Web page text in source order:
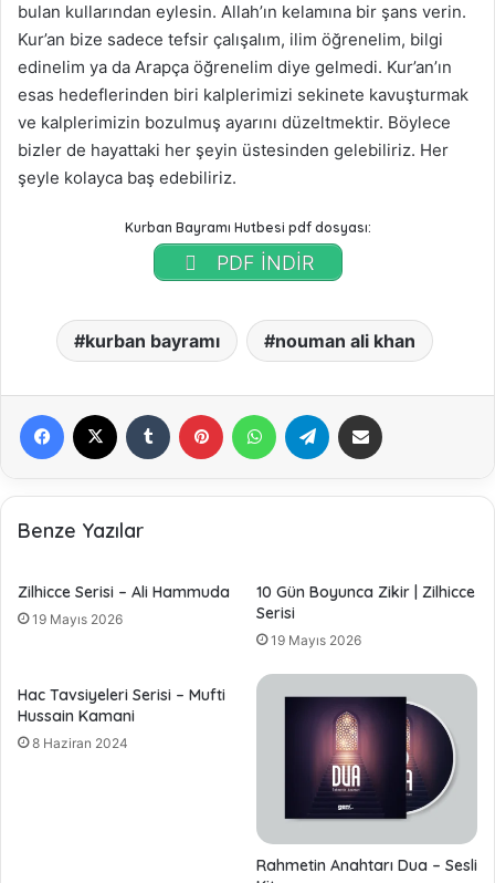
bulan kullarından eylesin. Allah’ın kelamına bir şans verin.
Kur’an bize sadece tefsir çalışalım, ilim öğrenelim, bilgi
edinelim ya da Arapça öğrenelim diye gelmedi. Kur’an’ın
esas hedeflerinden biri kalplerimizi sekinete kavuşturmak
ve kalplerimizin bozulmuş ayarını düzeltmektir. Böylece
bizler de hayattaki her şeyin üstesinden gelebiliriz. Her
şeyle kolayca baş edebiliriz.
Kurban Bayramı Hutbesi pdf dosyası:
PDF İNDİR
kurban bayramı nouman ali khan
Benze Yazılar
Zilhicce Serisi – Ali Hammuda
19 Mayıs 2026
10 Gün Boyunca Zikir | Zilhicce
Serisi
19 Mayıs 2026
Hac Tavsiyeleri Serisi – Mufti
Hussain Kamani
8 Haziran 2024
Rahmetin Anahtarı Dua – Sesli